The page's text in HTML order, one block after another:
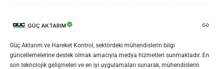
GÜÇ AKTARIM
Güç Aktarım ve Hareket Kontrol, sektördeki mühendislerin bilgi
güncellemelerine destek olmak amacıyla medya hizmetleri sunmaktadır. En
son teknolojik gelişmeleri ve en iyi uygulamaları sunarak, mühendislerin